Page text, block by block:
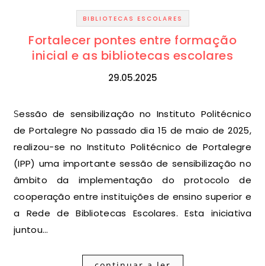
BIBLIOTECAS ESCOLARES
Fortalecer pontes entre formação
inicial e as bibliotecas escolares
29.05.2025
Sessão de sensibilização no Instituto Politécnico
de Portalegre No passado dia 15 de maio de 2025,
realizou-se no Instituto Politécnico de Portalegre
(IPP) uma importante sessão de sensibilização no
âmbito da implementação do protocolo de
cooperação entre instituições de ensino superior e
a Rede de Bibliotecas Escolares. Esta iniciativa
juntou…